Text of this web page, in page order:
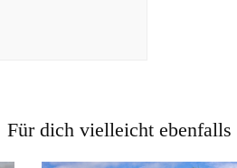
Für dich vielleicht ebenfalls